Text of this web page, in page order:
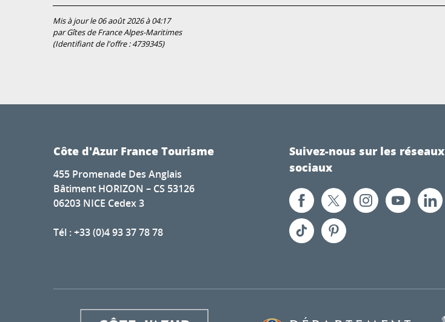
Mis à jour le 06 août 2026 à 04:17
par Gîtes de France Alpes-Maritimes
(Identifiant de l'offre :4739345)
Côte d'Azur France Tourisme
455 Promenade Des Anglais
Bâtiment HORIZON – CS 53126
06203 NICE Cedex 3
Tél : +33 (0)4 93 37 78 78
Suivez-nous sur les réseaux
sociaux